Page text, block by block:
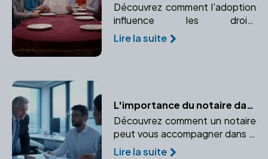
Découvrez comment l'adoption
influence les droits
successoraux et pourquoi il est
essentiel de consulter un
Lire la suite
L'importance du notaire dans la création d'entreprise
Découvrez comment un notaire
peut vous accompagner dans la
création de votre entreprise, du
Lire la suite